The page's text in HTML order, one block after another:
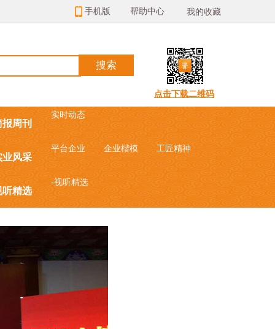
手机版 帮助中心 我的收藏
点击下载二维码
报周刊
实时动态
业风采
平台企业 企业楷模 工匠精神
听精选
-视听精选